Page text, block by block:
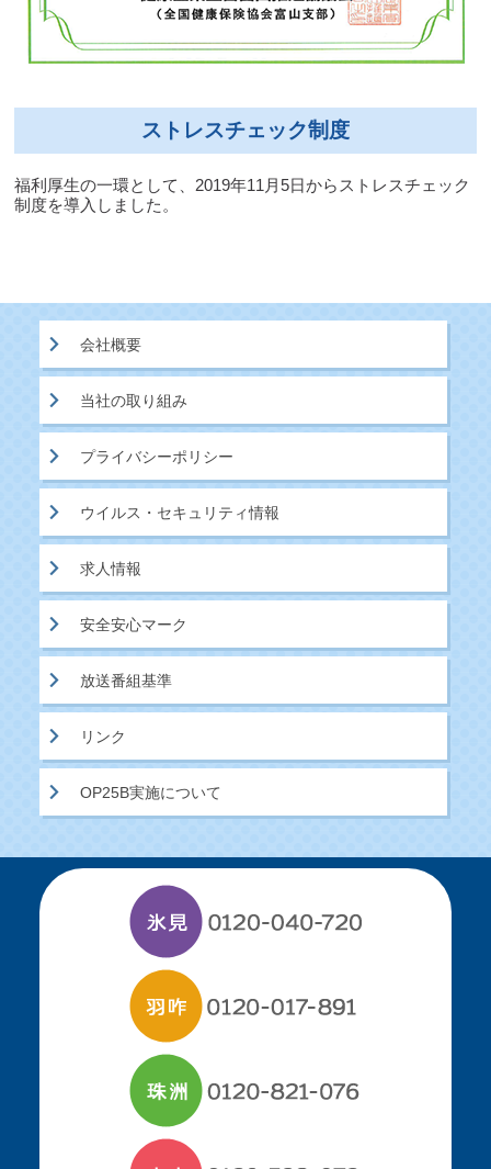
ストレスチェック制度
福利厚生の一環として、2019年11月5日からストレスチェック
制度を導入しました。
会社概要
当社の取り組み
プライバシーポリシー
ウイルス・セキュリティ情報
求人情報
安全安心マーク
放送番組基準
リンク
OP25B実施について